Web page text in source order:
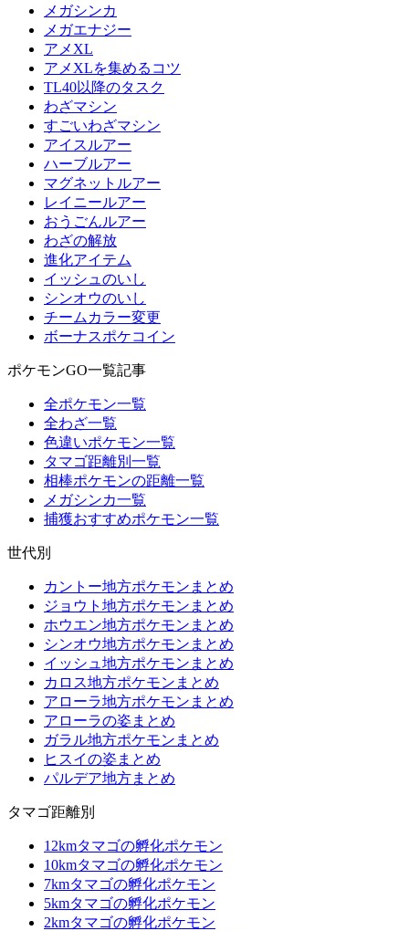
メガシンカ
メガエナジー
アメXL
アメXLを集めるコツ
TL40以降のタスク
わざマシン
すごいわざマシン
アイスルアー
ハーブルアー
マグネットルアー
レイニールアー
おうごんルアー
わざの解放
進化アイテム
イッシュのいし
シンオウのいし
チームカラー変更
ボーナスポケコイン
ポケモンGO一覧記事
全ポケモン一覧
全わざ一覧
色違いポケモン一覧
タマゴ距離別一覧
相棒ポケモンの距離一覧
メガシンカ一覧
捕獲おすすめポケモン一覧
世代別
カントー地方ポケモンまとめ
ジョウト地方ポケモンまとめ
ホウエン地方ポケモンまとめ
シンオウ地方ポケモンまとめ
イッシュ地方ポケモンまとめ
カロス地方ポケモンまとめ
アローラ地方ポケモンまとめ
アローラの姿まとめ
ガラル地方ポケモンまとめ
ヒスイの姿まとめ
パルデア地方まとめ
タマゴ距離別
12kmタマゴの孵化ポケモン
10kmタマゴの孵化ポケモン
7kmタマゴの孵化ポケモン
5kmタマゴの孵化ポケモン
2kmタマゴの孵化ポケモン